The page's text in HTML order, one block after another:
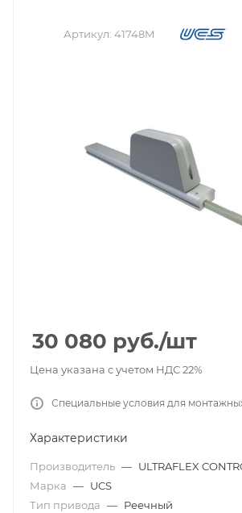
Артикул: 41748M
30 080 руб./шт
Цена указана с учетом НДС 22%
Специальные условия для
Характеристики
Производитель — ULTRAFLEX
Марка — UCS
Тип привода — Реечный